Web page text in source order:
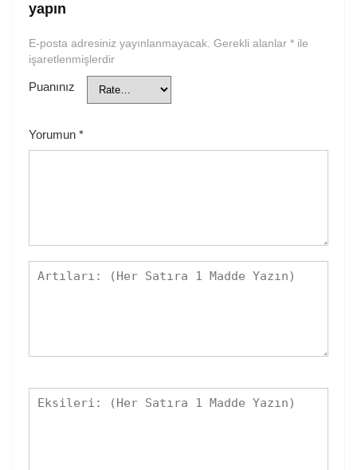
yapın
E-posta adresiniz yayınlanmayacak. Gerekli alanlar * ile
işaretlenmişlerdir
Puanınız
Yorumun *